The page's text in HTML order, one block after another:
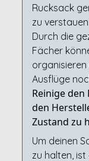
Rucksack
zu
Durch die
Fächer
Ausflüge
Reinige
den
Zustand zu
Um deinen
zu halten,